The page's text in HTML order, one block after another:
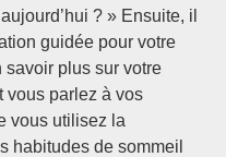
? » Ensuite, il
guidée pour votre
savoir plus sur votre
vous parlez à vos
vous utilisez la
habitudes de sommeil